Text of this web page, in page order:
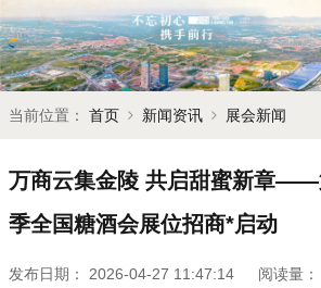
当前位置： 首页 新闻资讯 展会新闻
万商云集金陵 共启甜蜜新章——
季全国糖酒会展位招商*启动
发布日期： 2026-04-27 11:47:14 阅读量：